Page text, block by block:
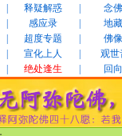
释疑解惑
念佛
感应录
地藏
超度专题
佛像
宣化上人
观世
绝处逢生 回向